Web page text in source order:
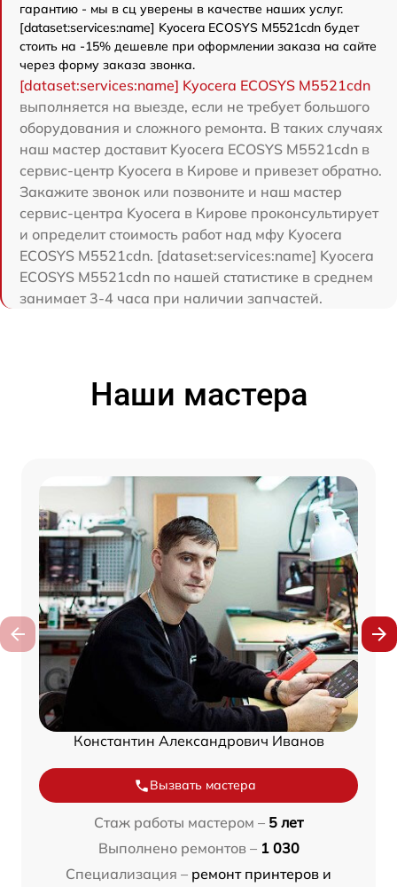
гарантию - мы в сц уверены в качестве наших услуг.
[dataset:services:name] Kyocera ECOSYS M5521cdn будет
стоить на -15% дешевле при оформлении заказа на сайте
через форму заказа звонка.
[dataset:services:name] Kyocera ECOSYS M5521cdn
выполняется на выезде, если не требует большого
оборудования и сложного ремонта. В таких случаях
наш мастер доставит Kyocera ECOSYS M5521cdn в
сервис-центр Kyocera в Кирове и привезет обратно.
Закажите звонок или позвоните и наш мастер
сервис-центра Kyocera в Кирове проконсультирует
и определит стоимость работ над мфу Kyocera
ECOSYS M5521cdn. [dataset:services:name] Kyocera
ECOSYS M5521cdn по нашей статистике в среднем
занимает 3-4 часа при наличии запчастей.
Наши мастера
Константин Александрович Иванов
Вызвать мастера
Стаж работы мастером – 5 лет
Выполнено ремонтов – 1 030
Специализация – ремонт принтеров и